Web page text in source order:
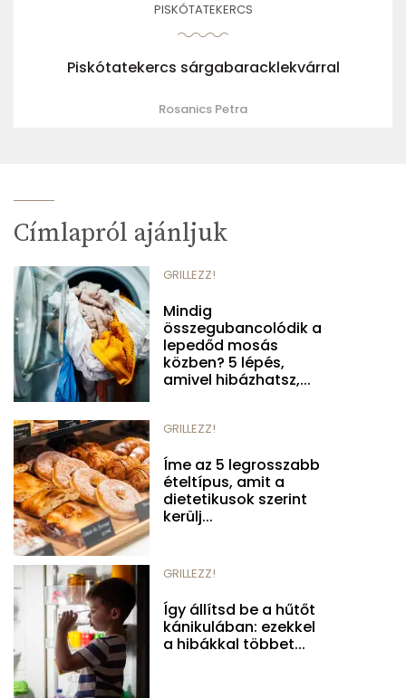
PISKÓTATEKERCS
Piskótatekercs sárgabaracklekvárral
Rosanics Petra
Címlapról ajánljuk
GRILLEZZ!
Mindig
összegubancolódik a
lepedőd mosás
közben? 5 lépés,
amivel hibázhatsz,...
GRILLEZZ!
Íme az 5 legrosszabb
ételtípus, amit a
dietetikusok szerint
kerülj...
GRILLEZZ!
Így állítsd be a hűtőt
kánikulában: ezekkel
a hibákkal többet...